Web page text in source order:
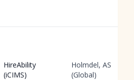
HireAbility
(iCIMS)
Holmdel, AS
(Global)